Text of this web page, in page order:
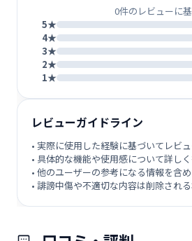
0件のレビューに
5★
4★
3★
2★
1★
レビューガイドライン
• 実際に使用した経験に基づいてレビ
• 具体的な機能や使用感について詳し
• 他のユーザーの参考になる情報を含
• 誹謗中傷や不適切な内容は削除され